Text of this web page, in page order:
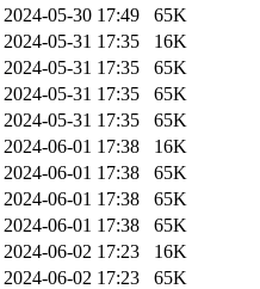
2024-05-30 17:49
65K
2024-05-31 17:35
16K
2024-05-31 17:35
65K
2024-05-31 17:35
65K
2024-05-31 17:35
65K
2024-06-01 17:38
16K
2024-06-01 17:38
65K
2024-06-01 17:38
65K
2024-06-01 17:38
65K
2024-06-02 17:23
16K
2024-06-02 17:23
65K